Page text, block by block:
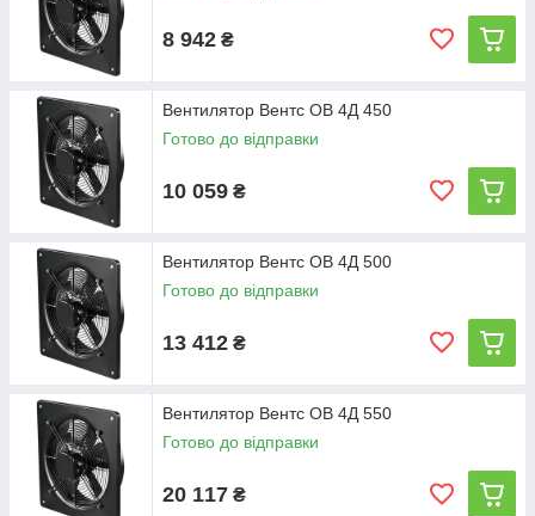
8 942 ₴
Вентилятор Вентс ОВ 4Д 450
Готово до відправки
10 059 ₴
Вентилятор Вентс ОВ 4Д 500
Готово до відправки
13 412 ₴
Вентилятор Вентс ОВ 4Д 550
Готово до відправки
20 117 ₴